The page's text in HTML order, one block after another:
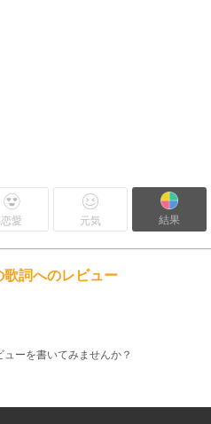
恋愛 元気 結果
詞へのレビュー
ーを書いてみませんか？